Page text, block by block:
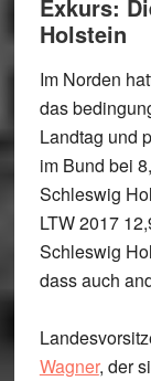
Exkurs:
Holstein
Im Norden
das
Landtag und
im Bund bei
Schleswig
LTW 2017
Schleswig
dass auch
Wagner, der